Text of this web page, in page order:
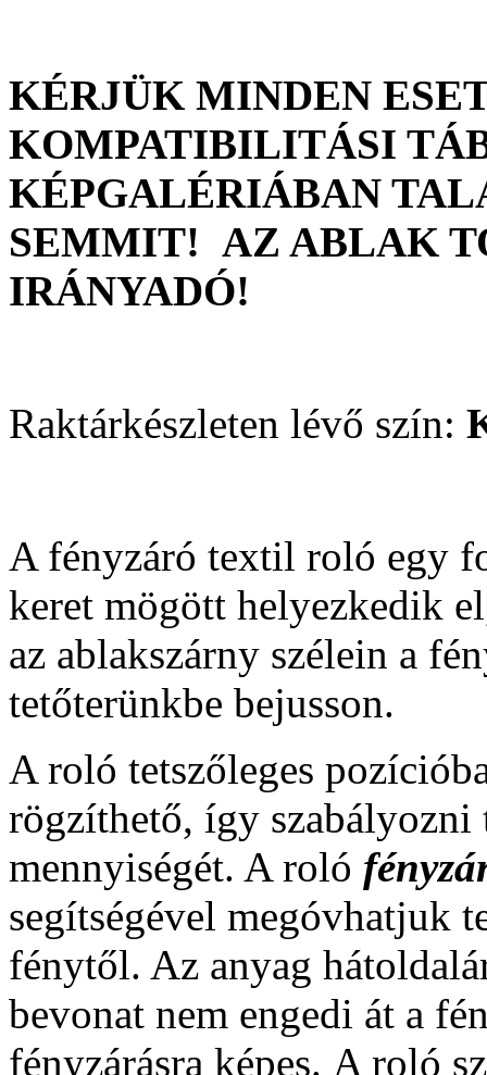
KÉRJÜK MINDEN
KOMPATIBILITÁSI
KÉPGALÉRIÁBAN
SEMMIT! AZ ABLAK
IRÁNYADÓ!
Raktárkészleten lévő szín:
A fényzáró textil roló egy
keret mögött helyezkedik
az ablakszárny szélein a
tetőterünkbe bejusson.
A roló tetszőleges
rögzíthető, így szabályozni
mennyiségét. A roló
segítségével megóvhatjuk
fénytől. Az anyag
bevonat nem engedi át a
fényzárásra képes. A roló